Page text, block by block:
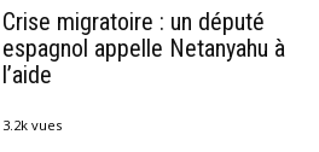
Crise migratoire : un député
espagnol appelle Netanyahu à
l’aide
3.2k vues